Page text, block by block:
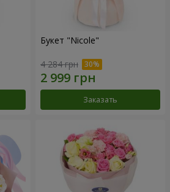
Букет "Nicole"
4 284 грн
Заказать